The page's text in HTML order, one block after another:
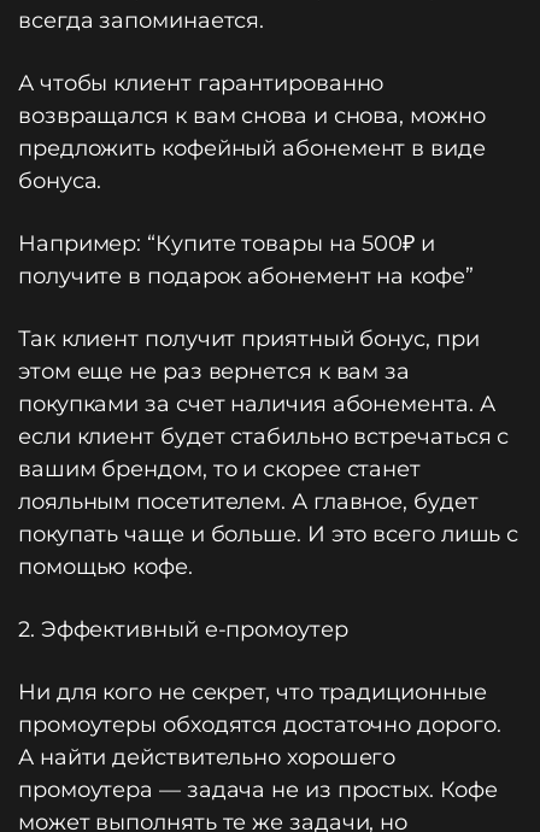
всегда запоминается.
А чтобы клиент гарантированно
возвращался к вам снова и снова, можно
предложить кофейный абонемент в виде
бонуса.
Например: “Купите товары на 500₽ и
получите в подарок абонемент на кофе”
Так клиент получит приятный бонус, при
этом еще не раз вернется к вам за
покупками за счет наличия абонемента. А
если клиент будет стабильно встречаться с
вашим брендом, то и скорее станет
лояльным посетителем. А главное, будет
покупать чаще и больше. И это всего лишь с
помощью кофе.
2. Эффективный e-промоутер
Ни для кого не секрет, что традиционные
промоутеры обходятся достаточно дорого.
А найти действительно хорошего
промоутера — задача не из простых. Кофе
может выполнять те же задачи, но